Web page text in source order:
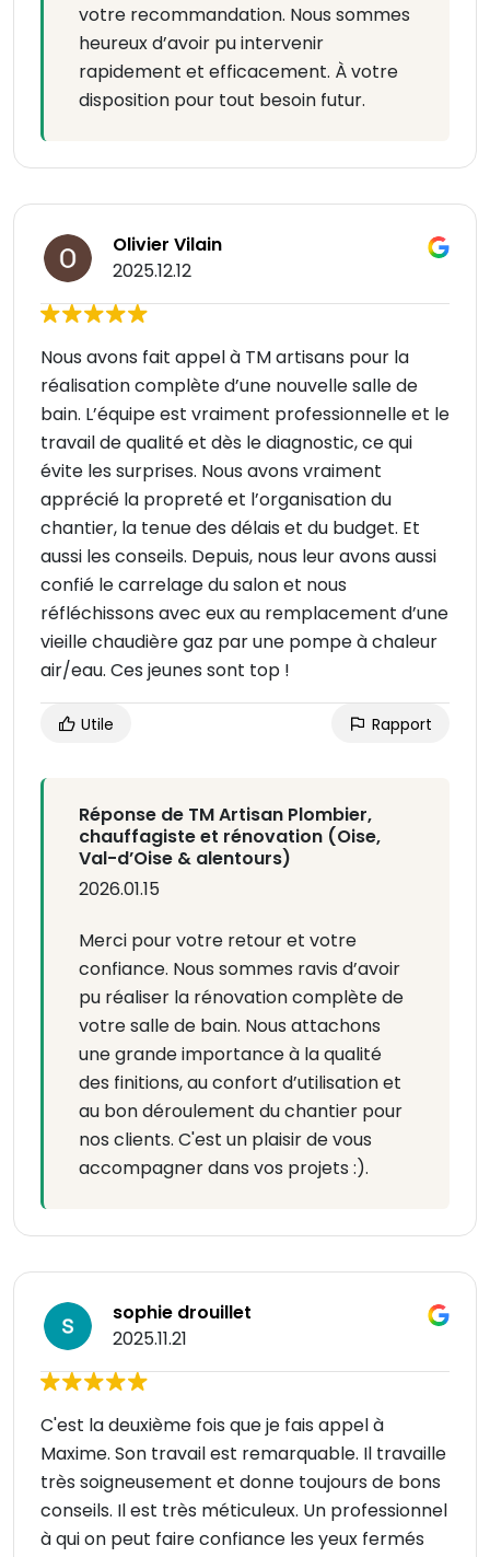
votre recommandation. Nous sommes
heureux d’avoir pu intervenir
rapidement et efficacement. À votre
disposition pour tout besoin futur.
Olivier Vilain
2025.12.12
Nous avons fait appel à TM artisans pour la
réalisation complète d’une nouvelle salle de
bain. L’équipe est vraiment professionnelle et le
travail de qualité et dès le diagnostic, ce qui
évite les surprises. Nous avons vraiment
apprécié la propreté et l’organisation du
chantier, la tenue des délais et du budget. Et
aussi les conseils. Depuis, nous leur avons aussi
confié le carrelage du salon et nous
réfléchissons avec eux au remplacement d’une
vieille chaudière gaz par une pompe à chaleur
air/eau. Ces jeunes sont top !
Utile Rapport
Réponse de TM Artisan Plombier,
chauffagiste et rénovation (Oise,
Val-d’Oise & alentours)
2026.01.15
Merci pour votre retour et votre
confiance. Nous sommes ravis d’avoir
pu réaliser la rénovation complète de
votre salle de bain. Nous attachons
une grande importance à la qualité
des finitions, au confort d’utilisation et
au bon déroulement du chantier pour
nos clients. C'est un plaisir de vous
accompagner dans vos projets :).
sophie drouillet
2025.11.21
C'est la deuxième fois que je fais appel à
Maxime. Son travail est remarquable. Il travaille
très soigneusement et donne toujours de bons
conseils. Il est très méticuleux. Un professionnel
à qui on peut faire confiance les yeux fermés